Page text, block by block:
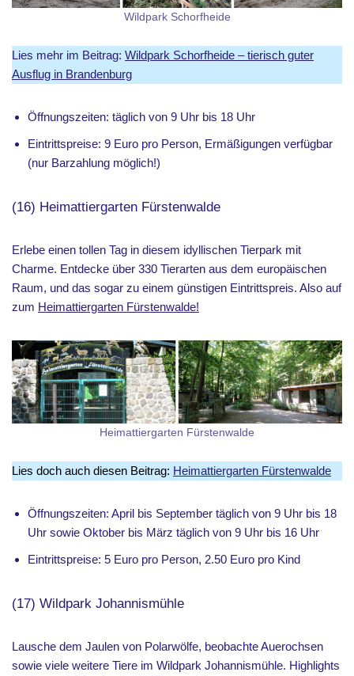
Wildpark Schorfheide
Lies mehr im Beitrag: Wildpark Schorfheide – tierisch guter
Ausflug in Brandenburg
Öffnungszeiten: täglich von 9 Uhr bis 18 Uhr
Eintrittspreise: 9 Euro pro Person, Ermäßigungen verfügbar
(nur Barzahlung möglich!)
(16) Heimattiergarten Fürstenwalde
Erlebe einen tollen Tag in diesem idyllischen Tierpark mit
Charme. Entdecke über 330 Tierarten aus dem europäischen
Raum, und das sogar zu einem günstigen Eintrittspreis. Also auf
zum Heimattiergarten Fürstenwalde!
Heimattiergarten Fürstenwalde
Lies doch auch diesen Beitrag: Heimattiergarten Fürstenwalde
Öffnungszeiten: April bis September täglich von 9 Uhr bis 18
Uhr sowie Oktober bis März täglich von 9 Uhr bis 16 Uhr
Eintrittspreise: 5 Euro pro Person, 2.50 Euro pro Kind
(17) Wildpark Johannismühle
Lausche dem Jaulen von Polarwölfe, beobachte Auerochsen
sowie viele weitere Tiere im Wildpark Johannismühle. Highlights